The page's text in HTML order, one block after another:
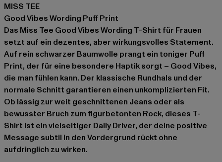
MISS TEE
Good Vibes Wording Puff Print
Das Miss Tee Good Vibes Wording T-Shirt für Frauen
setzt auf ein dezentes, aber wirkungsvolles Statement.
Auf rein schwarzer Baumwolle prangt ein toniger Puff
Print, der für eine besondere Haptik sorgt – Good Vibes,
die man fühlen kann. Der klassische Rundhals und der
normale Schnitt garantieren einen unkomplizierten Fit.
Ob lässig zur weit geschnittenen Jeans oder als
bewusster Bruch zum figurbetonten Rock, dieses T-
Shirt ist ein vielseitiger Daily Driver, der deine positive
Message subtil in den Vordergrund rückt ohne
aufdringlich zu wirken.